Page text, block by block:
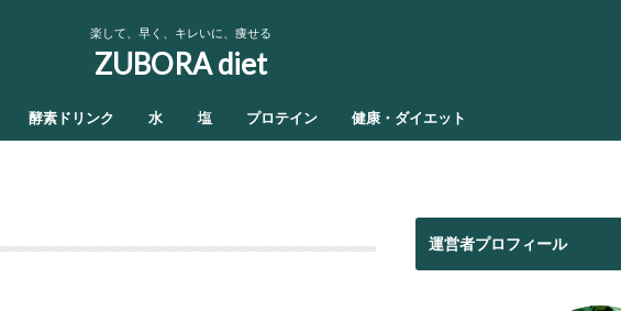
楽して、早く、キレいに、痩せる
ZUBORA diet
酵素ドリンク 水 塩 プロテイン 健康・ダイエット
運営者プロフィール